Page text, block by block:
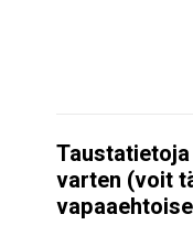
varten (voit